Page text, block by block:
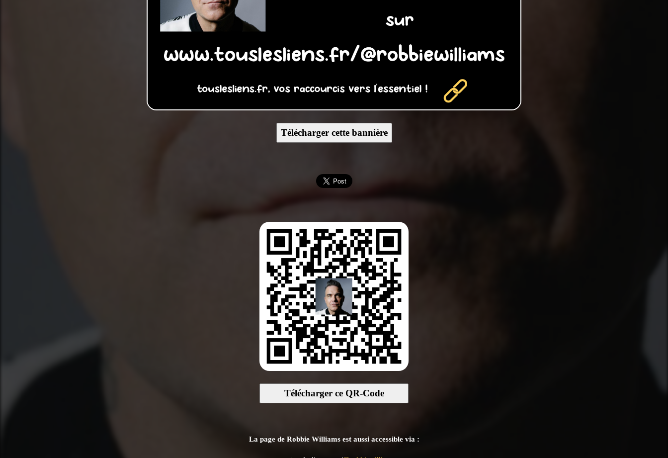
Télécharger cette bannière
Télécharger ce QR-Code
La page de Robbie Williams est aussi accessible via :